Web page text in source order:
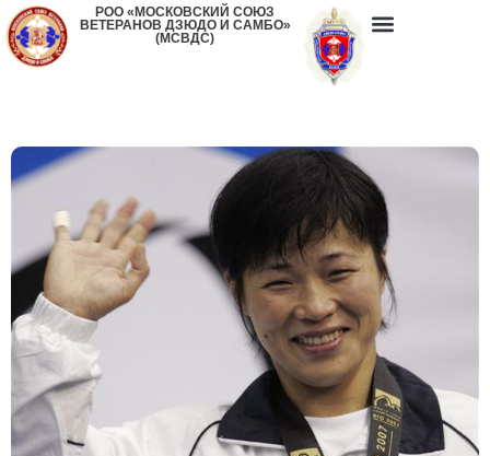
РОО «МОСКОВСКИЙ СОЮЗ
ВЕТЕРАНОВ ДЗЮДО И САМБО»
(МСВДС)